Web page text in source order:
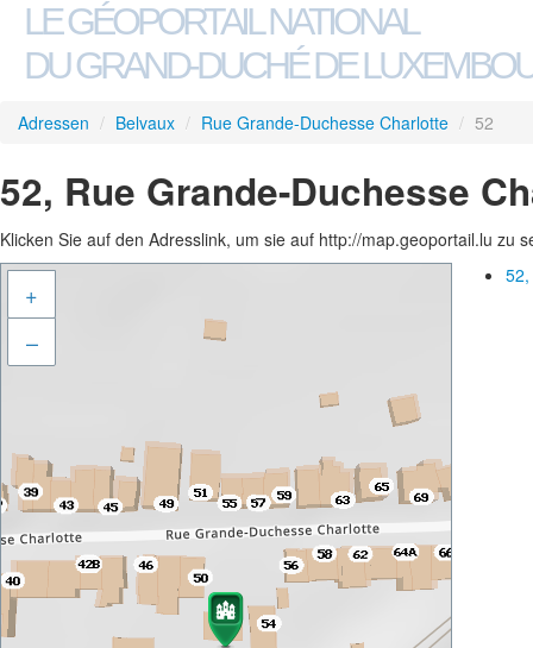
LE GÉOPORTAIL NATIONAL
DU GRAND-DUCHÉ DE
Adressen / Belvaux / Rue Grande-Duchesse Charlotte / 52
52, Rue Grande-Duchesse
Klicken Sie auf den Adresslink, um sie auf http://map.geoportail.lu zu
+
–